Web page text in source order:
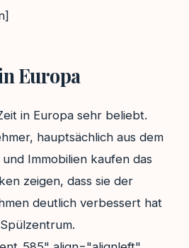
Europa
in Europa sehr beliebt.
hauptsächlich aus dem
Immobilien kaufen das
zeigen, dass sie der
deutlich verbessert hat